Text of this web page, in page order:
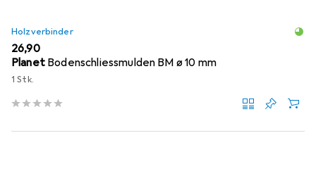
Holzverbinder
EUR
26,90
Planet Bodenschliessmulden BM ø 10 mm
1 Stk.